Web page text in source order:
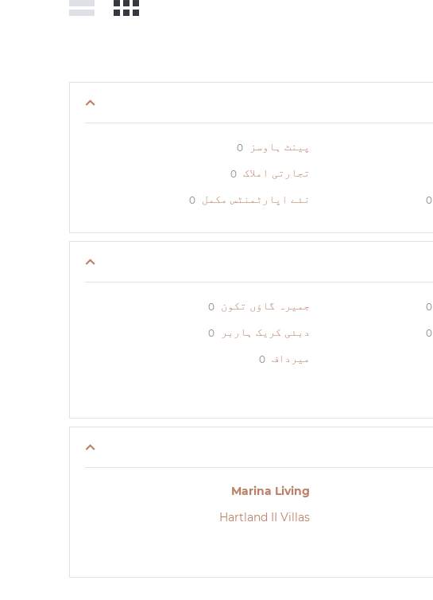
پینٹ ہاوسز 0
تجارتی املاک 0
0 نئے اپارٹمنٹس مکمل 0
0 جمیرہ گاؤں تکون 0
0 دبئی کریک ہاربر 0
میرداف 0
Marina Living
Hartland II Villas